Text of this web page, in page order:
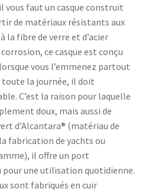
vous faut un casque construit
de matériaux résistants aux
la fibre de verre et d’acier
ce casque est conçu
vous l’emmenez partout
toute la journée, il doit
C’est la raison pour laquelle
doux, mais aussi de
d’Alcantara® (matériau de
fabrication de yachts ou
il offre un port
une utilisation quotidienne.
sont fabriqués en cuir